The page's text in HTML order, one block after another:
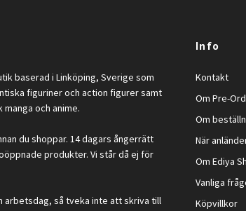
baserad i Linköping, Sverige som
figuriner och action figurer samt
manga och anime.
du shoppar. 14 dagars ångerrätt
produkter. Vi står då ej för
arbetsdag, så tveka inte att skriva till
Info
Kontakt
Om Pre-
Om
När
Om Ediya
Vanliga
Köpvillkor